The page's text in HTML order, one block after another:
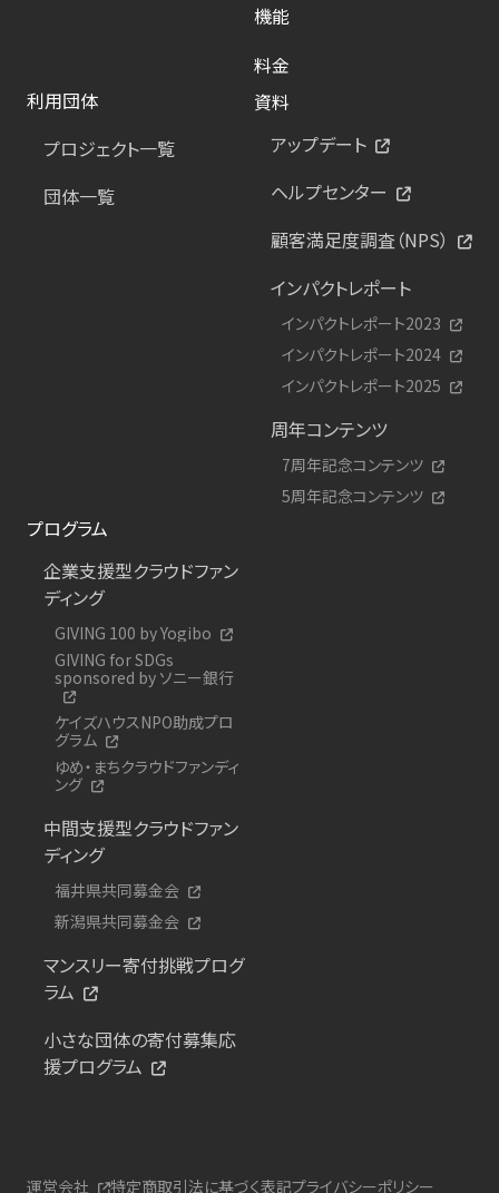
機能
料金
利用団体
プロジェクト一覧
団体一覧
資料
アップデート
ヘルプセンター
顧客満足度調査（NPS）
インパクトレポート
インパクトレポート2023
インパクトレポート2024
インパクトレポート2025
周年コンテンツ
7周年記念コンテンツ
5周年記念コンテンツ
プログラム
企業支援型クラウドファン
ディング
GIVING 100 by Yogibo
GIVING for SDGs
sponsored by ソニー銀行
ケイズハウスNPO助成プロ
グラム
ゆめ・まちクラウドファンディ
ング
中間支援型クラウドファン
ディング
福井県共同募金会
新潟県共同募金会
マンスリー寄付挑戦プログ
ラム
小さな団体の寄付募集応
援プログラム
運営会社 特定商取引法に基づく表記プライバシーポリシー